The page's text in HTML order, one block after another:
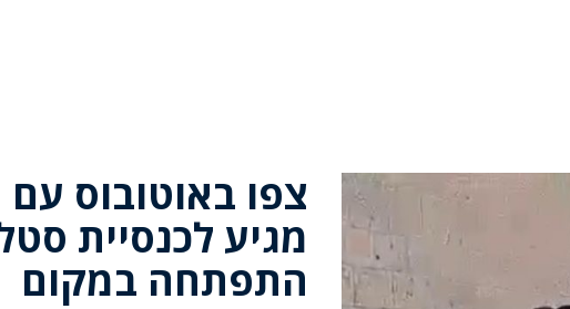
צפו באוטובוס
מגיע לכנסיית
התפתחה במקום